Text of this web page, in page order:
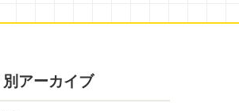
別アーカイブ